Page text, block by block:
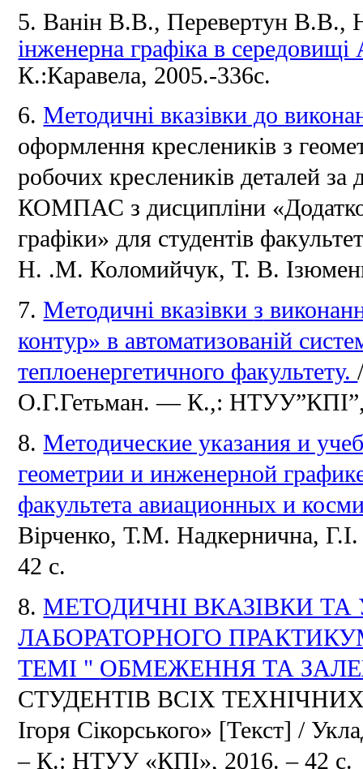
5. Ванін В.В., Перевертун В.В.,
інженерна графіка в
К.:Каравела, 2005.-336с.
6.Методичні вказівки до
оформлення креслеників з
робочих креслеників деталей
КОМПАС з дисципліни
графіки» для студентів
Н. .М.Коломийчук, Т.В.
7.Методичні вказівкиз
контур» в автоматизованій
теплоенергетичного факультету.
О.Г.Гетьман.— К.,: НТУУ”КПІ”,
8.Методические указания и
геометрии и инженерной
факультета авиационных и
Вірченко, Т.М.Надкернична,
42 с.
8.МЕТОДИЧНІ ВКАЗІВКИ
ЛАБОРАТОРНОГО
ТЕМІ " ОБМЕЖЕННЯ ТА
СТУДЕНТІВ ВСІХ
Ігоря Сікорського» [Текст] /
– К.: НТУУ «КПІ», 2016. – 42 с.